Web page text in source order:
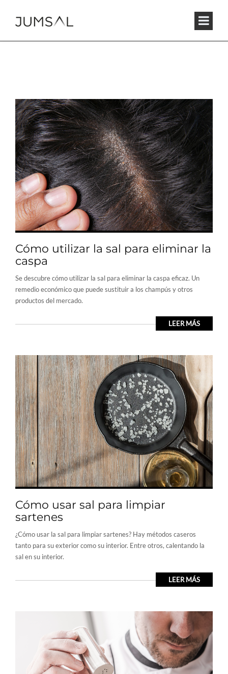
Cómo utilizar la sal para eliminar la
caspa
Se descubre cómo utilizar la sal para eliminar la caspa eficaz. Un
remedio económico que puede sustituir a los champús y otros
productos del mercado.
LEER MÁS
Cómo usar sal para limpiar
sartenes
¿Cómo usar la sal para limpiar sartenes? Hay métodos caseros
tanto para su exterior como su interior. Entre otros, calentando la
sal en su interior.
LEER MÁS